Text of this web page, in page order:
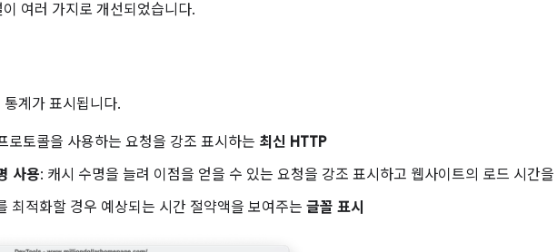
이 여러 가지로 개선되었습니다.
통계가 표시됩니다.
로토콜을 사용하는 요청을 강조 표시하는 최신 HTTP
사용: 캐시 수명을 늘려 이점을 얻을 수 있는 요청을 강조 표시하고 웹사이트의 로드 시간
최적화할 경우 예상되는 시간 절약액을 보여주는 글꼴 표시